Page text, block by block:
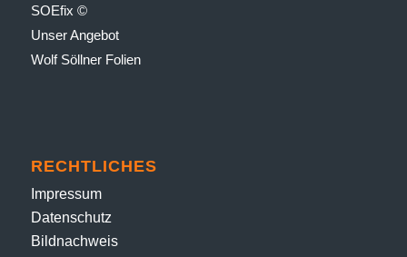
SOEfix ©
Unser Angebot
Wolf Söllner Folien
RECHTLICHES
Impressum
Datenschutz
Bildnachweis